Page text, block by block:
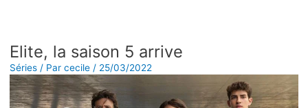
Elite, la saison 5 arrive
Séries/ Par cecile / 25/03/2022